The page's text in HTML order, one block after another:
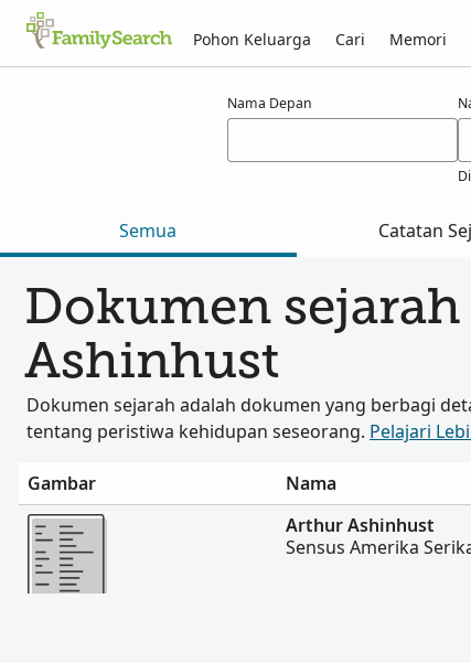
Pohon Keluarga Cari Memori
Nama Depan
Semua Catatan
Dokumen
Ashinhust
Dokumen sejarah adalah dokumen yang berbagi
tentang peristiwa kehidupan seseorang. Pelajari
Gambar Nama
Lebih banyak
Arthur Ashinhust
Sensus Amerika